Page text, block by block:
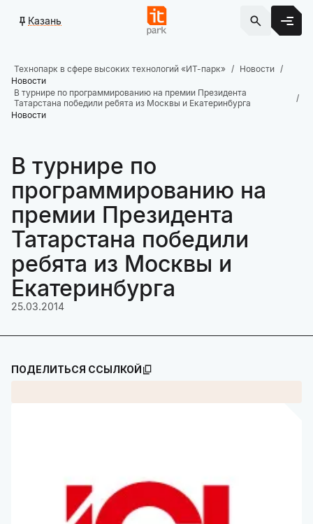
Казань
Технопарк в сфере высоких технологий «ИТ-парк»
Новости
Новости
В турнире по программированию на премии Президента
Татарстана победили ребята из Москвы и Екатеринбурга
Новости
В турнире по
программированию на
премии Президента
Татарстана победили
ребята из Москвы и
Екатеринбурга
25.03.2014
ПОДЕЛИТЬСЯ ССЫЛКОЙ